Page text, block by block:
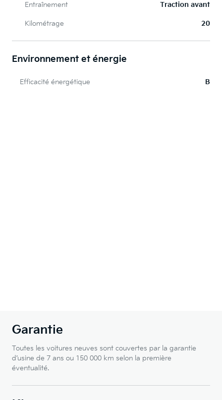
Entraînement Traction avant
Kilométrage 20
Environnement et énergie
Efficacité énergétique B
Garantie
Toutes les voitures neuves sont couvertes par la garantie
d’usine de 7 ans ou 150 000 km selon la première
éventualité.